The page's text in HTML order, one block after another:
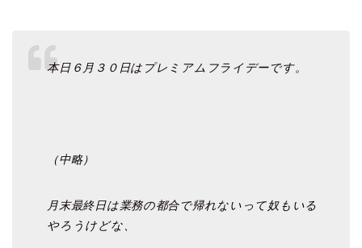
本日６月３０日はプレミアムフライデーです。
（中略）
月末最終日は業務の都合で帰れないって奴もいる
やろうけどな、